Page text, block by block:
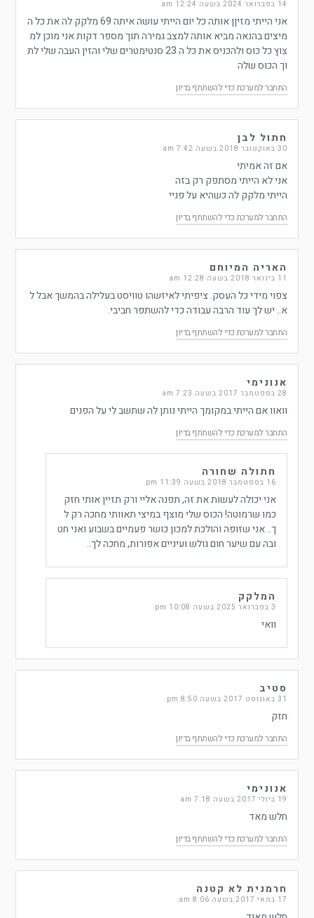
14 בפברואר 2024 בשעה 12:24 am
אני הייתי מזיןן אותה כל יום הייתי עושה איתה 69 מלקק לה את כל ה
מיצים בהנאה מביא אותה למצב גמירה תוך מספר דקות אני מוכן למ
צוץ כל כוס ולהכניס את כל ה 23 סנטימטרים שלי והזין העבה שלי לת
וך הכוס שלה
התחבר למערכת כדי להשתתף בדיון
חתול לבן
30 באוקטובר 2018 בשעה 7:42 am
אם זה אמיתי
אני לא הייתי מסתפק רק בזה
הייתי מלקק לה כשהיא על פניי
התחבר למערכת כדי להשתתף בדיון
האריה המיוחם
11 בינואר 2018 בשעה 12:28 am
צפוי מידי כל העסק. ציפיתי לאיזשהו טוויסט בעלילה בהמשך אבל ל
א.. יש לך עוד הרבה עבודה כדי להשתפר חביבי.
התחבר למערכת כדי להשתתף בדיון
אנונימי
28 בספטמבר 2017 בשעה 7:23 am
וואוו אם הייתי במקומך הייתי נותן לה שתשב לי על הפנים
התחבר למערכת כדי להשתתף בדיון
חתולה שחורה
16 בספטמבר 2018 בשעה 11:39 pm
אני יכולה לעשות את זה, תפנה אליי ורק תזיין אותי חזק
כמו שרמוטה! הכוס שלי מוצף במיצי תאוותי מחכה רק ל
ך.. אני שזופה והולכת למכון כושר פעמיים בשבוע ואני חט
ובה עם שיער חום גולש ועיניים אפורות, מחכה לך..
המלקק
3 בפברואר 2025 בשעה 10:08 pm
וואי
סטיב
31 באוגוסט 2017 בשעה 8:50 pm
חזק
התחבר למערכת כדי להשתתף בדיון
אנונימי
19 ביולי 2017 בשעה 7:18 am
חלש מאד
התחבר למערכת כדי להשתתף בדיון
חרמנית לא קטנה
17 במאי 2017 בשעה 8:06 am